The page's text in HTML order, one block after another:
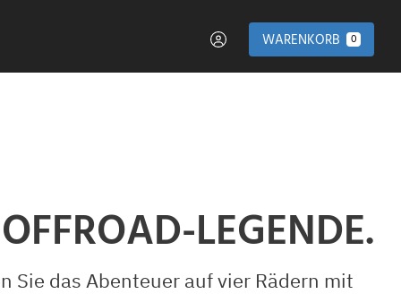
WARENKORB 0
LEGENDE.
Sie das Abenteuer auf vier Rädern mit